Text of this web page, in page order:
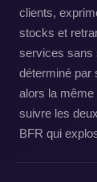
clients,
stocks et
services sans
déterminé par
alors la même
suivre les
BFR qui